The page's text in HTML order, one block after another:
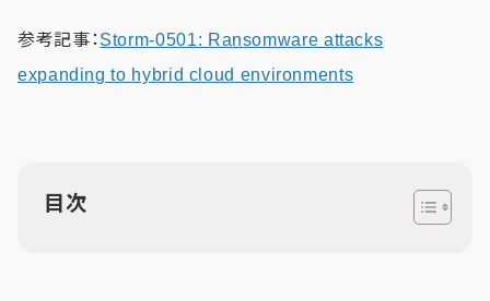
参考記事：Storm-0501: Ransomware attacks
expanding to hybrid cloud environments
目次